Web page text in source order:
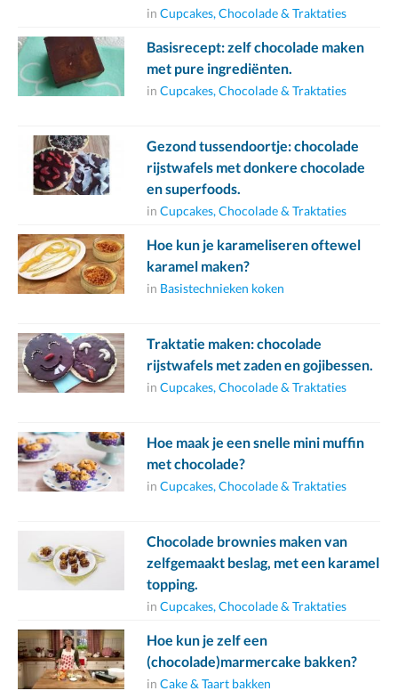
in Cupcakes, Chocolade & Traktaties
Basisrecept: zelf chocolade maken
met pure ingrediënten.
in Cupcakes, Chocolade & Traktaties
Gezond tussendoortje: chocolade
rijstwafels met donkere chocolade
en superfoods.
in Cupcakes, Chocolade & Traktaties
Hoe kun je karameliseren oftewel
karamel maken?
in Basistechnieken koken
Traktatie maken: chocolade
rijstwafels met zaden en gojibessen.
in Cupcakes, Chocolade & Traktaties
Hoe maak je een snelle mini muffin
met chocolade?
in Cupcakes, Chocolade & Traktaties
Chocolade brownies maken van
zelfgemaakt beslag, met een karamel
topping.
in Cupcakes, Chocolade & Traktaties
Hoe kun je zelf een
(chocolade)marmercake bakken?
in Cake & Taart bakken